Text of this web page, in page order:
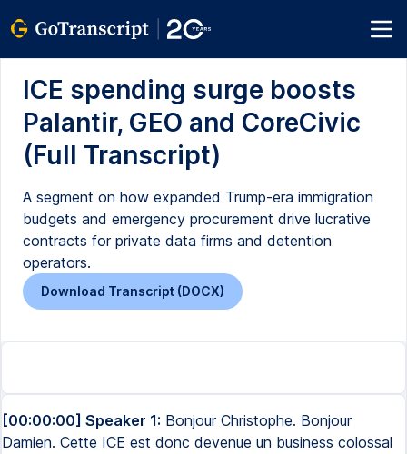
ICE spending surge boosts
Palantir, GEO and CoreCivic
(Full Transcript)
A segment on how expanded Trump-era immigration
budgets and emergency procurement drive lucrative
contracts for private data firms and detention
operators.
Download Transcript (DOCX)
[00:00:00] Speaker 1: Bonjour Christophe. Bonjour
Damien. Cette ICE est donc devenue un business colossal